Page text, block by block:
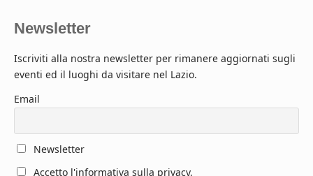
Newsletter
Iscriviti alla nostra newsletter per rimanere aggiornati sugli
eventi ed il luoghi da visitare nel Lazio.
Email
Newsletter
Accetto l'informativa sulla privacy.